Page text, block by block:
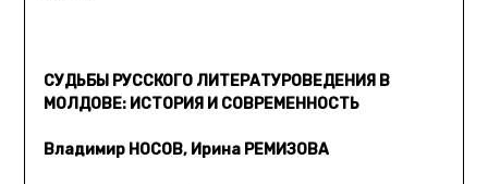
СУДЬБЫ РУССКОГО ЛИТЕРАТУРОВЕДЕНИЯ В
МОЛДОВЕ: ИСТОРИЯ И СОВРЕМЕННОСТЬ
Владимир НОСОВ, Ирина РЕМИЗОВА